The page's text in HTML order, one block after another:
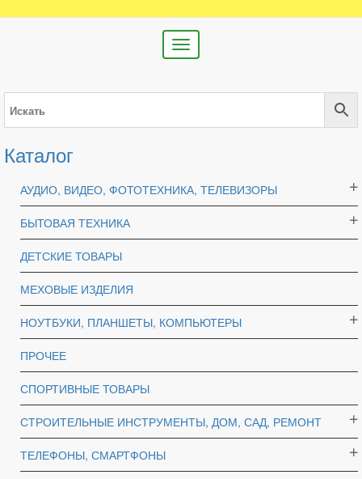
Toggle
navigation
Каталог
АУДИО, ВИДЕО, ФОТОТЕХНИКА, ТЕЛЕВИЗОРЫ
БЫТОВАЯ ТЕХНИКА
ДЕТСКИЕ ТОВАРЫ
МЕХОВЫЕ ИЗДЕЛИЯ
НОУТБУКИ, ПЛАНШЕТЫ, КОМПЬЮТЕРЫ
ПРОЧЕЕ
СПОРТИВНЫЕ ТОВАРЫ
СТРОИТЕЛЬНЫЕ ИНСТРУМЕНТЫ, ДОМ, САД, РЕМОНТ
ТЕЛЕФОНЫ, СМАРТФОНЫ